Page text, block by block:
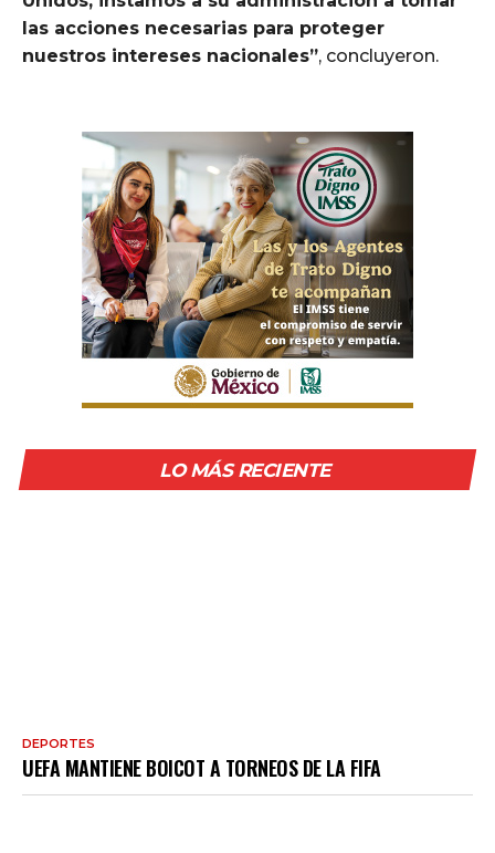
las acciones necesarias para proteger
nuestros intereses nacionales”, concluyeron.
LO MÁS RECIENTE
DEPORTES
UEFA MANTIENE BOICOT A TORNEOS DE LA FIFA